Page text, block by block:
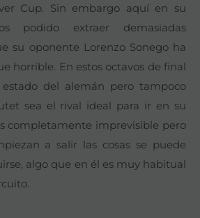
Cup. Sin embargo aquí en su
podido extraer demasiadas
su oponente Lorenzo Sonego ha
horrible. En estos octavos de final
del alemán pero tampoco
sea el rival ideal para ir en su
completamente imprevisible pero
a salir las cosas se puede
algo que en él es muy habitual